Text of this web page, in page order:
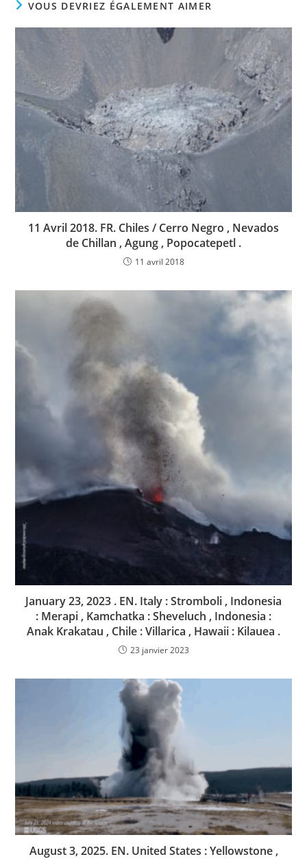
VOUS DEVRIEZ ÉGALEMENT AIMER
11 Avril 2018. FR. Chiles / Cerro Negro , Nevados
de Chillan , Agung , Popocatepetl .
11 avril 2018
January 23, 2023 . EN. Italy : Stromboli , Indonesia
: Merapi , Kamchatka : Sheveluch , Indonesia :
Anak Krakatau , Chile : Villarica , Hawaii : Kilauea .
23 janvier 2023
August 3, 2025. EN. United States : Yellowstone ,